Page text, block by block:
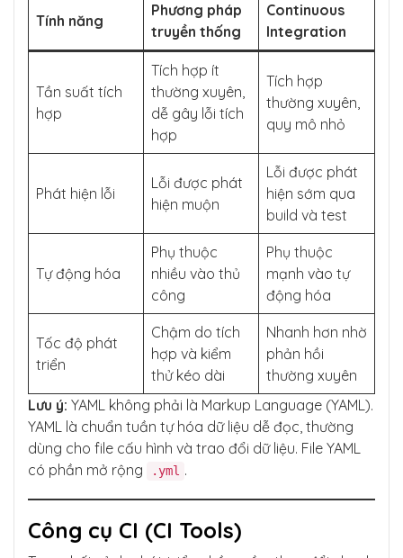
Tính năng
Phương pháp
truyền thống
Continuous
Integration
Tần suất tích
hợp
Tích hợp ít
thường xuyên,
dễ gây lỗi tích
hợp
Tích hợp
thường xuyên,
quy mô nhỏ
Phát hiện lỗi
Lỗi được phát
hiện muộn
Lỗi được phát
hiện sớm qua
build và test
Tự động hóa
Phụ thuộc
nhiều vào thủ
công
Phụ thuộc
mạnh vào tự
động hóa
Tốc độ phát
triển
Chậm do tích
hợp và kiểm
thử kéo dài
Nhanh hơn nhờ
phản hồi
thường xuyên
Lưu ý: YAML không phải là Markup Language (YAML).
YAML là chuẩn tuần tự hóa dữ liệu dễ đọc, thường
dùng cho file cấu hình và trao đổi dữ liệu. File YAML
có phần mở rộng
.yml .
Công cụ CI (CI Tools)